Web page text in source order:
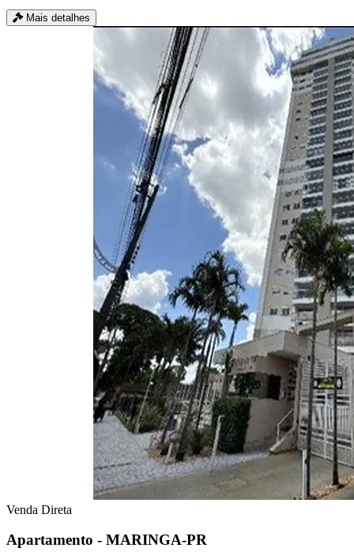
Mais detalhes
Venda Direta
Apartamento - MARINGA-PR